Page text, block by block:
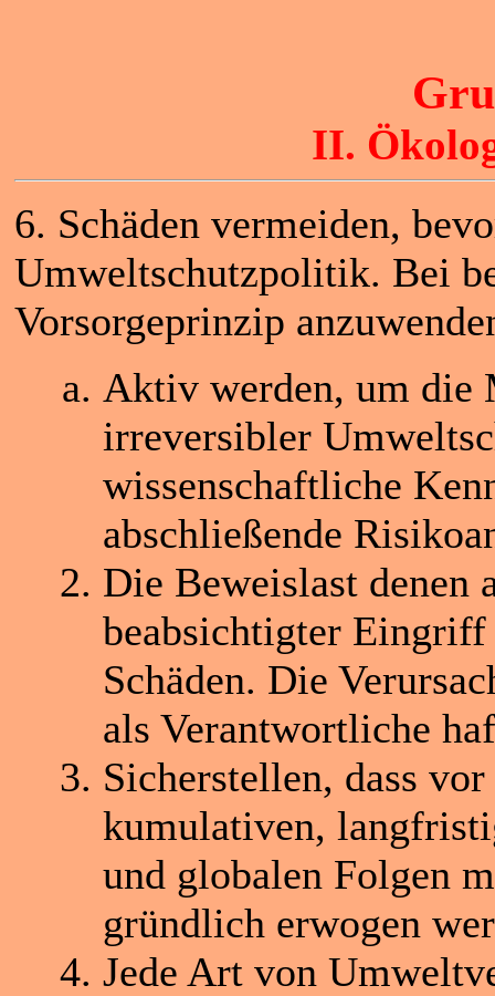
II.
6. Schäden vermeiden,
Umweltschutzpolitik. Bei
Vorsorgeprinzip
Aktiv werden, um die
irreversibler
wissenschaftliche
abschließende
Die Beweislast denen
beabsichtigter
Schäden. Die
als Verantwortliche
Sicherstellen, dass
kumulativen,
und globalen Folgen
gründlich erwogen
Jede Art von